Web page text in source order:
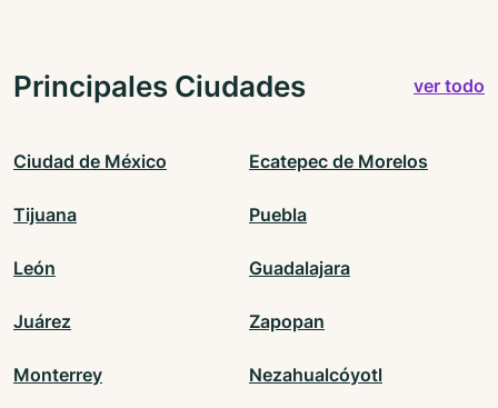
Principales Ciudades ver todo
Ciudad de México Ecatepec de Morelos
Tijuana Puebla
León Guadalajara
Juárez Zapopan
Monterrey Nezahualcóyotl